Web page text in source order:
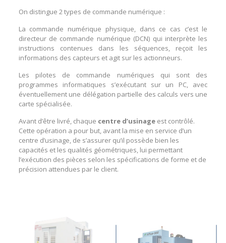
On distingue 2 types de commande numérique :
La commande numérique physique, dans ce cas c’est le
directeur de commande numérique (DCN) qui interprète les
instructions contenues dans les séquences, reçoit les
informations des capteurs et agit sur les actionneurs.
Les pilotes de commande numériques qui sont des
programmes informatiques s’exécutant sur un PC, avec
éventuellement une délégation partielle des calculs vers une
carte spécialisée.
Avant d’être livré, chaque centre d’usinageest contrôlé.
Cette opération a pour but, avant la mise en service d’un
centre d’usinage, de s’assurer qu’il possède bien les
capacités et les qualités géométriques, lui permettant
l’exécution des pièces selon les spécifications de forme et de
précision attendues par le client.